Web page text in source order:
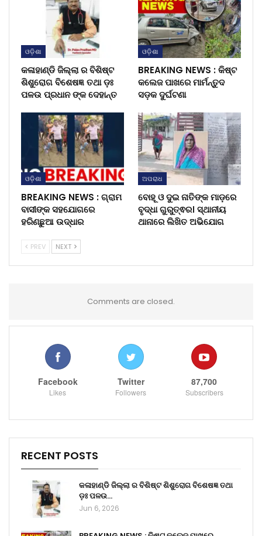
ଓଡ଼ିଶା
କଳାହାଣ୍ଡି ଜିଲ୍ଲା ର ବିଶିଷ୍ଟ
ଶିଶୁରୋଗ ବିଶେଷଜ୍ଞ ତଥା ଡ଼ଃ
ପଳଉ ପ୍ରଧାନ ଙ୍କ ଦେହାନ୍ତ
ଓଡ଼ିଶା
BREAKING NEWS : କିଷ୍ଟ
କଲେଜ ପାଖରେ ମାର୍ମନ୍ତୁଦ
ସଡ଼କ ଦୁର୍ଘଟଣା
ଓଡ଼ିଶା
BREAKING NEWS : ଗ୍ରାମ
ବାସୀଙ୍କ ସହଯୋଗରେ
ହରିଣଛୁଆ ଉଦ୍ଧାର
ଅପରାଧ
ବୋହୂ ଓ ଦୁଇ ନାତିଙ୍କ ମାଡ଼ରେ
ବୃଦ୍ଧା ଗୁରୁତ୍ଵର। ସ୍ଥାନୀୟ
ଥାନାରେ ଲିଖିତ ଅଭିଯୋଗ
PREV NEXT
Comments are closed.
Facebook
Likes
Twitter
Followers
87,700
Subscribers
RECENT POSTS
କଳାହାଣ୍ଡି ଜିଲ୍ଲା ର ବିଶିଷ୍ଟ ଶିଶୁରୋଗ ବିଶେଷଜ୍ଞ ତଥା
ଡ଼ଃ ପଳଉ…
Jun 6, 2026